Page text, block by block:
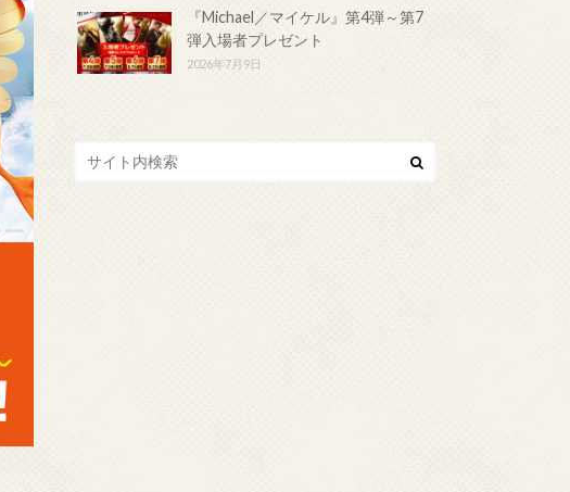
『Michael／マイケル』第4弾～第7
弾入場者プレゼント
2026年7月9日